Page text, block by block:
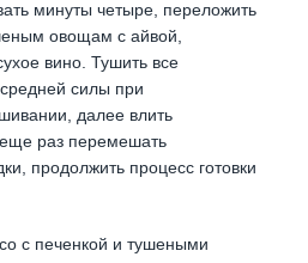
минуты четыре, переложить
овощам с айвой,
вино. Тушить все
силы при
далее влить
раз перемешать
продолжить процесс готовки
с печенкой и тушеными